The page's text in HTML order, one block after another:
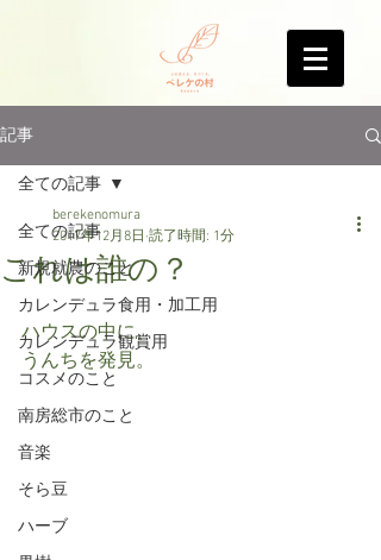
記事
全ての記事
新規就農のこと
カレンデュラ食用・加工用
カレンデュラ観賞用
コスメのこと
南房総市のこと
音楽
そら豆
ハーブ
全ての記事
これは誰の？
berekenomura
2017年12月8日 読了時間: 1分
ハウスの中に、
うんちを発見。